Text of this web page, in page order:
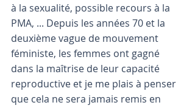
à la sexualité, possible recours à la
PMA, ... Depuis les années 70 et la
deuxième vague de mouvement
féministe, les femmes ont gagné
dans la maîtrise de leur capacité
reproductive et je me plais à penser
que cela ne sera jamais remis en